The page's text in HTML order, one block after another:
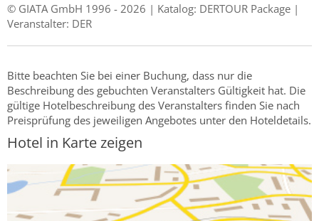
© GIATA GmbH 1996 - 2026 | Katalog: DERTOUR Package |
Veranstalter: DER
Bitte beachten Sie bei einer Buchung, dass nur die
Beschreibung des gebuchten Veranstalters Gültigkeit hat. Die
gültige Hotelbeschreibung des Veranstalters finden Sie nach
Preisprüfung des jeweiligen Angebotes unter den Hoteldetails.
Hotel in Karte zeigen